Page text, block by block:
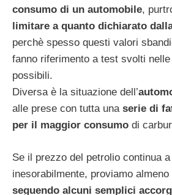
consumo di un automobile,
limitare a quanto dichiarato
perchè spesso questi valori
fanno riferimento a test svolti
possibili.
Diversa è la situazione dell’
alle prese con tutta unaserie di
per il maggior consumo di
Se il prezzo del petrolio continua
inesorabilmente, proviamo
seguendo alcuni semplici